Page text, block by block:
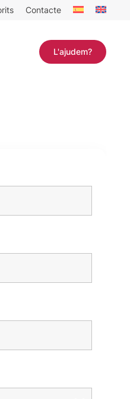
Contacte
L'ajudem?